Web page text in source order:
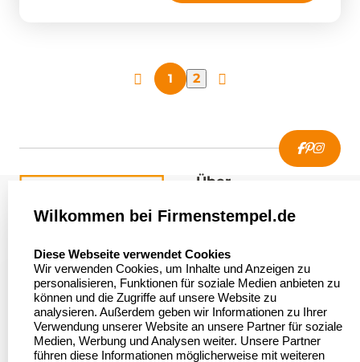
1 2
Asterlager Straße 97
47228 Duisburg
Deutschland
Über
Über uns
Bewerten Sie uns
Sitemap
Stempel in
Deutschland
Wilkommen bei Firmenstempel.de
Diese Webseite verwendet Cookies
Wir verwenden Cookies, um Inhalte und Anzeigen zu
personalisieren, Funktionen für soziale Medien anbieten zu
können und die Zugriffe auf unsere Website zu
analysieren. Außerdem geben wir Informationen zu Ihrer
Verwendung unserer Website an unsere Partner für soziale
Medien, Werbung und Analysen weiter. Unsere Partner
führen diese Informationen möglicherweise mit weiteren